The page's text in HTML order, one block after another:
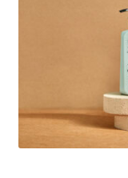
Můj účet